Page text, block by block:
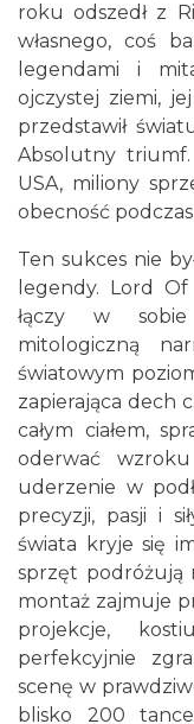
Myslovitz -
2000
Katowice
0.09 km
Poland
Katowice
0.17 km
17th WORLD
2026
Katowice
0.17 km
roku odszedł z
własnego, coś
legendami i
ojczystej ziemi,
przedstawił
Absolutny
USA, miliony
obecność
Ten sukces nie
legendy. Lord
łączy w
mitologiczną
światowym
zapierająca dech
całym ciałem,
oderwać
uderzenie w
precyzji, pasji i
świata kryje się
sprzęt podróżują
montaż zajmuje
projekcje,
perfekcyjnie
scenę w
blisko 200